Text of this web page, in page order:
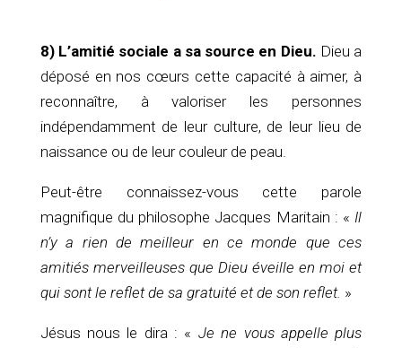
8) L’amitié sociale a sa source en Dieu. Dieu a
déposé en nos cœurs cette capacité à aimer, à
reconnaître, à valoriser les personnes
indépendamment de leur culture, de leur lieu de
naissance ou de leur couleur de peau.
Peut-être connaissez-vous cette parole
magnifique du philosophe Jacques Maritain : « Il
n’y a rien de meilleur en ce monde que ces
amitiés merveilleuses que Dieu éveille en moi et
qui sont le reflet de sa gratuité et de son reflet. »
Jésus nous le dira : « Je ne vous appelle plus